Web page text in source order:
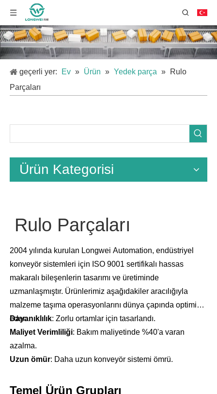
geçerli yer: Ev » Ürün » Yedek parça »
Rulo
Parçaları
Ürün Kategorisi
Rulo Parçaları
2004 yılında kurulan Longwei Automation, endüstriyel
konveyör sistemleri için ISO 9001 sertifikalı hassas
makaralı bileşenlerin tasarımı ve üretiminde
uzmanlaşmıştır. Ürünlerimiz aşağıdakiler aracılığıyla
malzeme taşıma operasyonlarını dünya çapında optimize
eder:
Dayanıklılık: Zorlu ortamlar için tasarlandı.
Maliyet Verimliliği: Bakım maliyetinde %40'a varan
azalma.
Uzun ömür: Daha uzun konveyör sistemi ömrü.
Temel Ürün Grupları